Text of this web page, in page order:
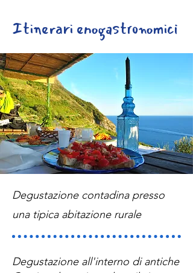
Itinerari enogastronomici
Degustazione contadina presso
una tipica abitazione rurale
Degustazione all'interno di antiche